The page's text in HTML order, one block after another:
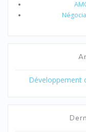
Développement